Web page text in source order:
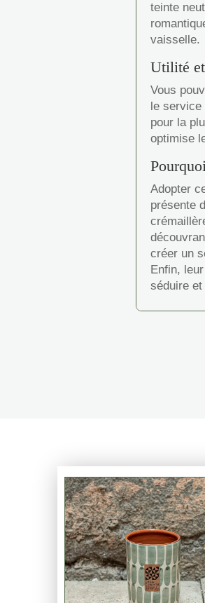
teinte
vaisselle.
Utilité
Vous
le service
pour la
optimise
Adopter
présente
créer un
Enfin,
séduire